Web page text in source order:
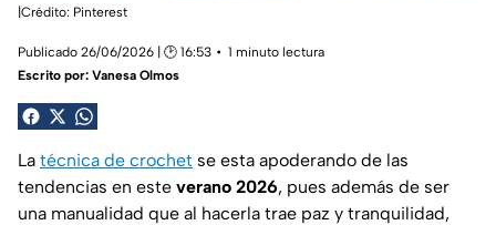
|Crédito: Pinterest
Publicado 26/06/2026 | 🕑 16:53
1 minuto lectura
Escrito por: Vanesa Olmos
La técnica de crochet se esta apoderando de las
tendencias en este verano 2026, pues además de ser
una manualidad que al hacerla trae paz y tranquilidad,